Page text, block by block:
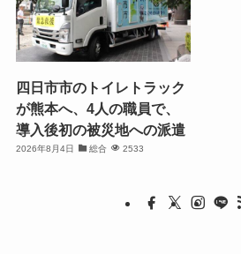
四日市市のトイレトラック
が熊本へ、4人の職員で、
導入後初の被災地への派遣
2026年8月4日 総合 2533